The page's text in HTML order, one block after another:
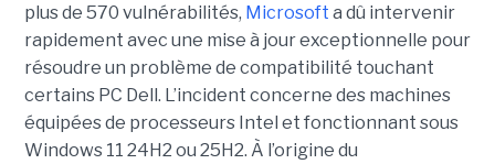
plus de 570 vulnérabilités, Microsoft a dû intervenir
rapidement avec une mise à jour exceptionnelle pour
résoudre un problème de compatibilité touchant
certains PC Dell. L’incident concerne des machines
équipées de processeurs Intel et fonctionnant sous
Windows 11 24H2 ou 25H2. À l’origine du